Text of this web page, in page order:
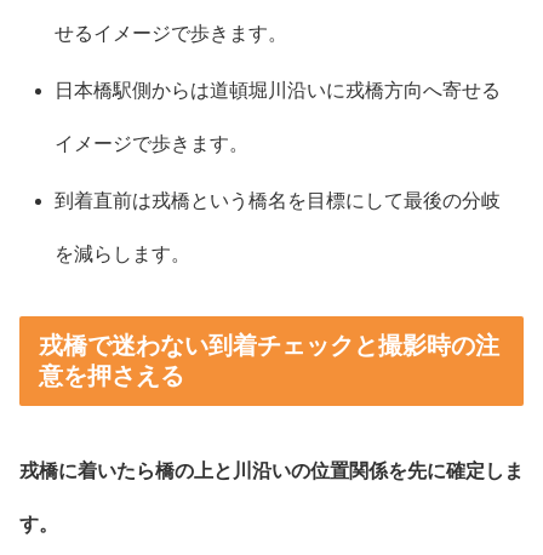
せるイメージで歩きます。
日本橋駅側からは道頓堀川沿いに戎橋方向へ寄せる
イメージで歩きます。
到着直前は戎橋という橋名を目標にして最後の分岐
を減らします。
戎橋で迷わない到着チェックと撮影時の注
意を押さえる
戎橋に着いたら橋の上と川沿いの位置関係を先に確定しま
す。